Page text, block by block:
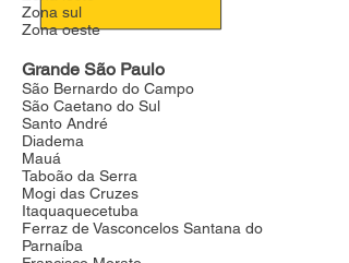
Zona sul
Zona oeste
Grande São Paulo
São Bernardo do Campo
São Caetano do Sul
Santo André
Diadema
Mauá
Taboão da Serra
Mogi das Cruzes
Itaquaquecetuba
Ferraz de Vasconcelos Santana do
Parnaíba